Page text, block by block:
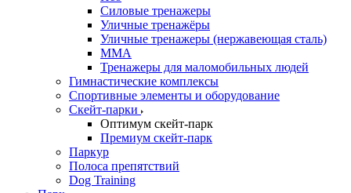
Силовые тренажеры
Уличные тренажёры
Уличные тренажеры (нержавеющая сталь)
ММА
Тренажеры для маломобильных людей
Гимнастические комплексы
Спортивные элементы и оборудование
Скейт-парки
Оптимум скейт-парк
Премиум скейт-парк
Паркур
Полоса препятствий
Dog Training